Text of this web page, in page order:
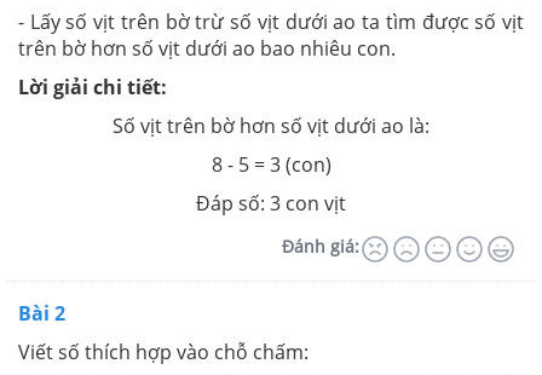
- Lấy số vịt trên bờ trừ số vịt dưới ao ta tìm được số vịt
trên bờ hơn số vịt dưới ao bao nhiêu con.
Lời giải chi tiết:
Số vịt trên bờ hơn số vịt dưới ao là:
8 - 5 = 3 (con)
Đáp số: 3 con vịt
Đánh giá:
Bài 2
Viết số thích hợp vào chỗ chấm: